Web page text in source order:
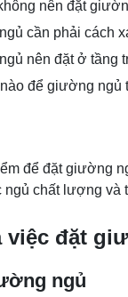
nên đặt
cần phải cách
nên đặt ở tầng
để giường ngủ
để đặt giường
chất lượng và
việc đặt
ngủ